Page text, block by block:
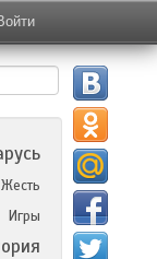
Жесть
Игры